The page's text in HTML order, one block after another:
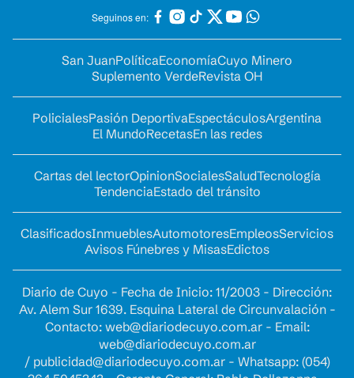
Seguinos en:
San JuanPolíticaEconomíaCuyo Minero
Suplemento VerdeRevista OH
PolicialesPasión DeportivaEspectáculosArgentina
El MundoRecetasEn las redes
Cartas del lectorOpinionSocialesSaludTecnología
TendenciaEstado del tránsito
ClasificadosInmueblesAutomotoresEmpleosServicios
Avisos Fúnebres y MisasEdictos
Diario de Cuyo - Fecha de Inicio: 11/2003 - Dirección:
Av. Alem Sur 1639. Esquina Lateral de Circunvalación -
Contacto: web@diariodecuyo.com.ar- Email:
web@diariodecuyo.com.ar
/ publicidad@diariodecuyo.com.ar- Whatsapp: (054)